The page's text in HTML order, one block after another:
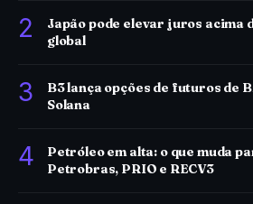
2
Japão pode elevar juros acima
global
3
B3 lança opções de futuros de
Solana
4
Petróleo em alta: o que muda
Petrobras, PRIO e RECV3